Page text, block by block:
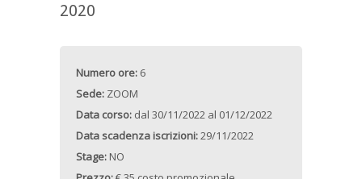
2020
Numero ore: 6
Sede: ZOOM
Data corso: dal 30/11/2022 al 01/12/2022
Data scadenza iscrizioni:29/11/2022
Stage: NO